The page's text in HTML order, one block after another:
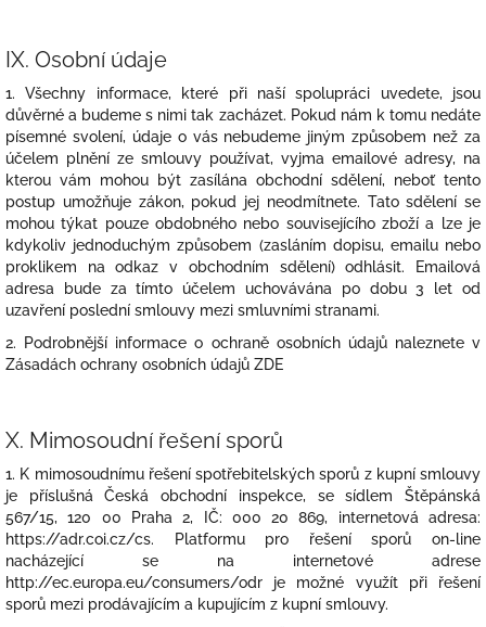
IX. Osobní údaje
1. Všechny informace, které při naší spolupráci uvedete, jsou
důvěrné a budeme s nimi tak zacházet. Pokud nám k tomu nedáte
písemné svolení, údaje o vás nebudeme jiným způsobem než za
účelem plnění ze smlouvy používat, vyjma emailové adresy, na
kterou vám mohou být zasílána obchodní sdělení, neboť tento
postup umožňuje zákon, pokud jej neodmítnete. Tato sdělení se
mohou týkat pouze obdobného nebo souvisejícího zboží a lze je
kdykoliv jednoduchým způsobem (zasláním dopisu, emailu nebo
proklikem na odkaz v obchodním sdělení) odhlásit. Emailová
adresa bude za tímto účelem uchovávána po dobu 3 let od
uzavření poslední smlouvy mezi smluvními stranami.
2. Podrobnější informace o ochraně osobních údajů naleznete v
Zásadách ochrany osobních údajů ZDE
X. Mimosoudní řešení sporů
1. K mimosoudnímu řešení spotřebitelských sporů z kupní smlouvy
je příslušná Česká obchodní inspekce, se sídlem Štěpánská
567/15, 120 00 Praha 2, IČ: 000 20 869, internetová adresa:
https://adr.coi.cz/cs. Platformu pro řešení sporů on-line
nacházející se na internetové adrese
http://ec.europa.eu/consumers/odr je možné využít při řešení
sporů mezi prodávajícím a kupujícím z kupní smlouvy.